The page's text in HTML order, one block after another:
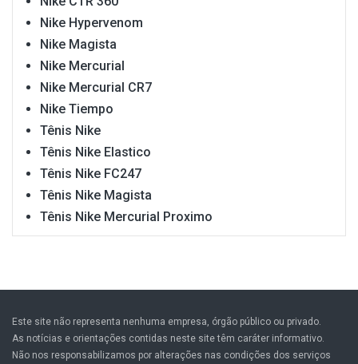
Nike Hypervenom
Nike Magista
Nike Mercurial
Nike Mercurial CR7
Nike Tiempo
Tênis Nike
Tênis Nike Elastico
Tênis Nike FC247
Tênis Nike Magista
Tênis Nike Mercurial Proximo
Este site não representa nenhuma empresa, órgão público ou privado.
As notícias e orientações contidas neste site têm caráter informativo.
Não nos responsabilizamos por alterações nas condições dos serviços